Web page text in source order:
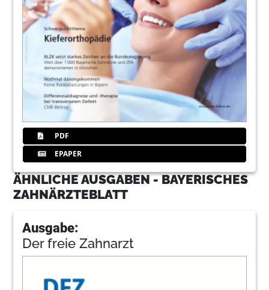
PDF
EPAPER
ÄHNLICHE AUSGABEN - BAYERISCHES
ZAHNÄRZTEBLATT
Ausgabe:
Der freie Zahnarzt